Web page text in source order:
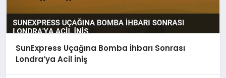
SunExpress Uçağına Bomba İhbarı Sonrası
Londra’ya Acil İniş